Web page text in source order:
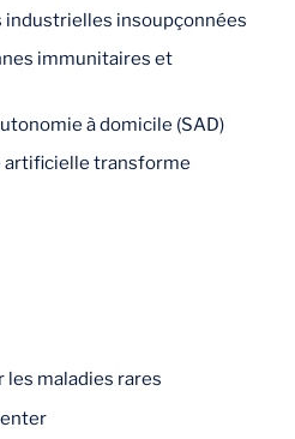
industrielles insoupçonnées
immunitaires et
à domicile (SAD)
artificielle transforme
les maladies rares